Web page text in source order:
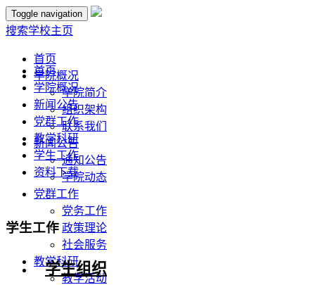
Toggle navigation
搜索学校主页
首页
学院概况
学院简介
组织架构
联系我们
新闻公告
通知公告
学院动态
党群工作
党务工作
政策理论
社会服务
教学科研
教学活动
首页
学院概况
新闻公告
党群工作
教学科研
学生工作
资料下载
学生工作
学生组织